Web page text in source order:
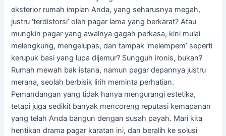
eksterior rumah impian Anda, yang seharusnya megah,
justru ‘terdistorsi’ oleh pagar lama yang berkarat? Atau
mungkin pagar yang awalnya gagah perkasa, kini mulai
melengkung, mengelupas, dan tampak ‘melempem’ seperti
kerupuk basi yang lupa dijemur? Sungguh ironis, bukan?
Rumah mewah bak istana, namun pagar depannya justru
merana, seolah berbisik lirih meminta perhatian.
Pemandangan yang tidak hanya mengurangi estetika,
tetapi juga sedikit banyak mencoreng reputasi kemapanan
yang telah Anda bangun dengan susah payah. Mari kita
hentikan drama pagar karatan ini, dan beralih ke solusi